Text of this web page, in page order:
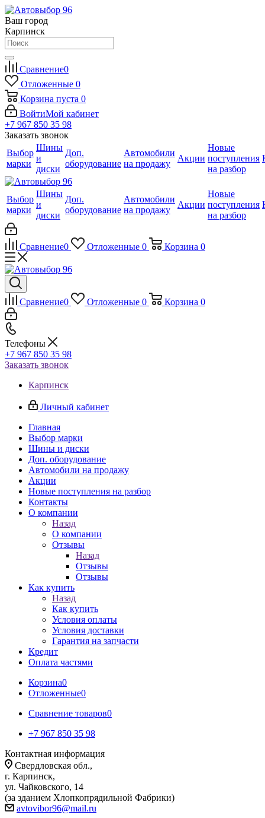
Ваш город
Карпинск
Сравнение0
Отложенные 0
Корзина пуста 0
ВойтиМой кабинет
+7 967 850 35 98
Заказать звонок
Выбор
марки
Шины
и
диски
Доп.
оборудование
Автомобили
на продажу
Акции
Новые
поступления
на разбор
Выбор
марки
Шины
и
диски
Доп.
оборудование
Автомобили
на продажу
Акции
Новые
поступления
на разбор
Сравнение0 Отложенные 0 Корзина 0
Сравнение0 Отложенные 0 Корзина 0
Телефоны
+7 967 850 35 98
Заказать звонок
Карпинск
Личный кабинет
Главная
Выбор марки
Шины и диски
Доп. оборудование
Автомобили на продажу
Акции
Новые поступления на разбор
Контакты
О компании
Назад
О компании
Отзывы
Назад
Отзывы
Отзывы
Как купить
Назад
Как купить
Условия оплаты
Условия доставки
Гарантия на запчасти
Кредит
Оплата частями
Корзина0
Отложенные0
Сравнение товаров0
+7 967 850 35 98
Контактная информация
Свердловская обл.,
г. Карпинск,
ул. Чайковского, 14
(за зданием Хлопкопрядильной Фабрики)
avtovibor96@mail.ru